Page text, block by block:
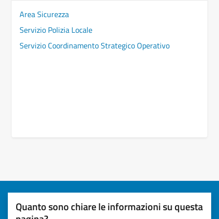
Area Sicurezza
Servizio Polizia Locale
Servizio Coordinamento Strategico Operativo
Quanto sono chiare le informazioni su questa